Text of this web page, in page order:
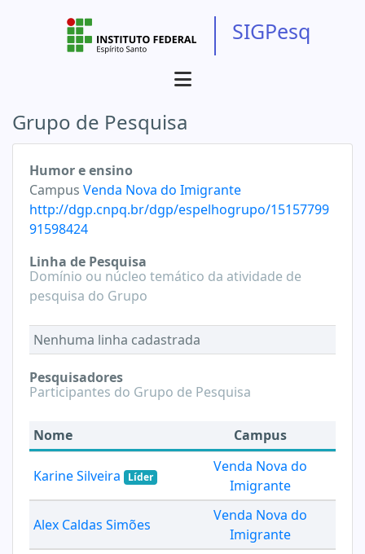
SIGPesq
Grupo de Pesquisa
Humor e ensino
Campus Venda Nova do Imigrante
http://dgp.cnpq.br/dgp/espelhogrupo/15157799
91598424
Linha de Pesquisa
Domínio ou núcleo temático da atividade de
pesquisa do Grupo
Nenhuma linha cadastrada
Pesquisadores
Participantes do Grupo de Pesquisa
Nome Campus
Karine Silveira Líder
Venda Nova do
Imigrante
Alex Caldas Simões
Venda Nova do
Imigrante